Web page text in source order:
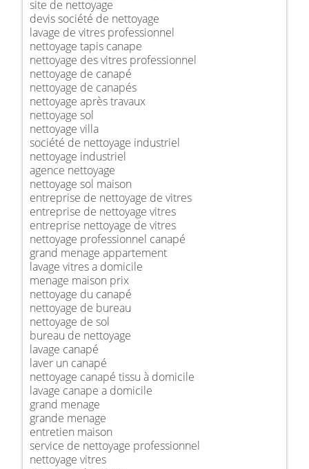
site de nettoyage
devis société de nettoyage
lavage de vitres professionnel
nettoyage tapis canape
nettoyage des vitres professionnel
nettoyage de canapé
nettoyage de canapés
nettoyage après travaux
nettoyage sol
nettoyage villa
société de nettoyage industriel
nettoyage industriel
agence nettoyage
nettoyage sol maison
entreprise de nettoyage de vitres
entreprise de nettoyage vitres
entreprise nettoyage de vitres
nettoyage professionnel canapé
grand menage appartement
lavage vitres a domicile
menage maison prix
nettoyage du canapé
nettoyage de bureau
nettoyage de sol
bureau de nettoyage
lavage canapé
laver un canapé
nettoyage canapé tissu à domicile
lavage canape a domicile
grand menage
grande menage
entretien maison
service de nettoyage professionnel
nettoyage vitres